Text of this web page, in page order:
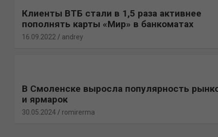
Клиенты ВТБ стали в 1,5 раза активнее
пополнять карты «Мир» в банкоматах
16.09.2022 andrey
В Смоленске выросла популярность
и ярмарок
30.05.2024 romirerma